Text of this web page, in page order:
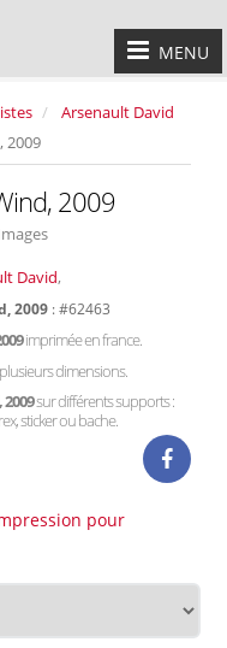
MENU
Arsenault David
2009
2009
David,
2009 : #62463
imprimée en france.
dimensions.
sur différents supports :
sticker ou bache.
pour